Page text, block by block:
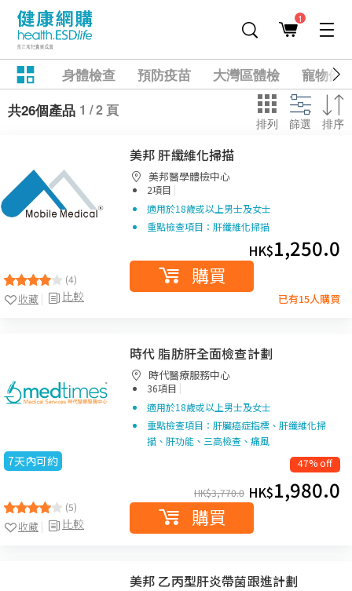
1
身體檢查 預防疫苗 大灣區體檢
寵物健
共26個產品 1 / 2 頁
排列 篩選 排序
(4)
比較
收藏
美邦 肝纖維化掃描
美邦醫學體檢中心
2項目 |
適用於18歲或以上男士及女士
重點檢查項目：肝纖維化掃描
HK$1,250.0
購買
已有15人購買
7天內可約
(5)
比較
收藏
時代 脂肪肝全面檢查計劃
時代醫療服務中心
36項目 |
適用於18歲或以上男士及女士
重點檢查項目：肝臟癌症指標、肝纖維化掃
描、肝功能、三高檢查、痛風
47% off
HK$3,770.0 HK$1,980.0
購買
美邦 乙丙型肝炎帶菌跟進計劃